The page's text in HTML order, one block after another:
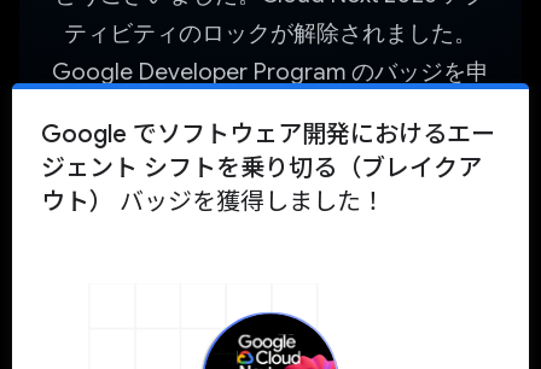
ティビティのロックが解除されました。
Google Developer Program のバッジを申
るエージェント シフトをナビゲートする
（ブレイクアウト）に関連するハンズオン
Google でソフトウェア開発におけるエー
ジェント シフトを乗り切る（ブレイクア
ウト）
バッジを獲得しました！